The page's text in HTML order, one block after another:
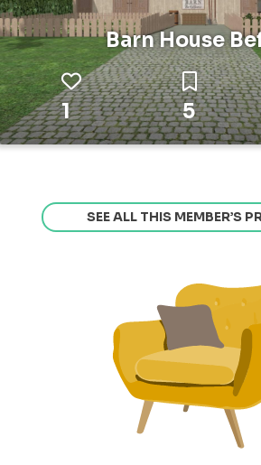
Barn House
1 5
SEE ALL THIS MEMBER’S